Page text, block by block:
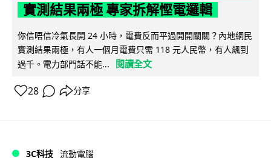
實測結果兩極 專家拆解慳電邏輯
你信唔信冷氣長開 24 小時，電費反而平過開開關關？內地網民
實測結果兩極，有人一個月電費只需 118 元人民幣，有人飆到
過千。電力部門話不能...
閱讀全文
28 分享
3C科技 流動電腦